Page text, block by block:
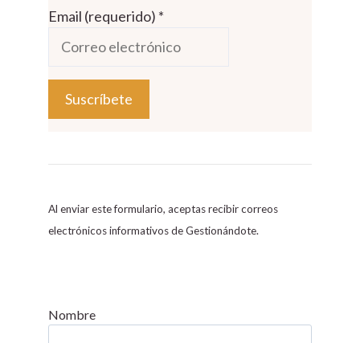
Email (requerido) *
o
s
t
C
Al enviar este formulario, aceptas recibir correos
electrónicos informativos de Gestionándote.
Nombre